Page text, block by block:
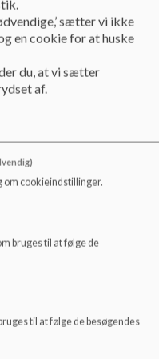
i fællesskabet er åbne,
den enkelte elev i
kan vi gøre noget
tales om mobning.
forudsætter mere
accepterer
et eller flere af gruppens
både off-
eller mindre synlige
et fællesskab på, når det
om andre
digitale medier eller i
udelukkende tillægges
sætter vi ikke
en cookie for at huske
du, at vi sætter
af.
om cookieindstillinger.
bruges til at følge de
til at følge de besøgendes